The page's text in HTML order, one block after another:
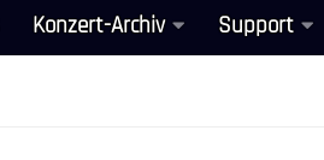
Konzert-Archiv Support